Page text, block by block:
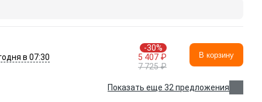
в 07:30
-30%
5 407 ₽
7 725 ₽
В корзину
Показать еще 32 предложения